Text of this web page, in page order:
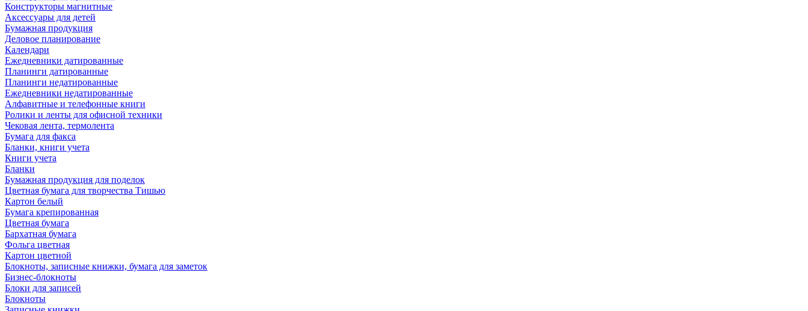
Конструкторы магнитные
Аксессуары для детей
Бумажная продукция
Деловое планирование
Календари
Ежедневники датированные
Планинги датированные
Планинги недатированные
Ежедневники недатированные
Алфавитные и телефонные книги
Ролики и ленты для офисной техники
Чековая лента, термолента
Бумага для факса
Бланки, книги учета
Книги учета
Бланки
Бумажная продукция для поделок
Цветная бумага для творчества Тишью
Картон белый
Бумага крепированная
Цветная бумага
Бархатная бумага
Фольга цветная
Картон цветной
Блокноты, записные книжки, бумага для заметок
Бизнес-блокноты
Блоки для записей
Блокноты